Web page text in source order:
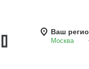
Ваш
Москва